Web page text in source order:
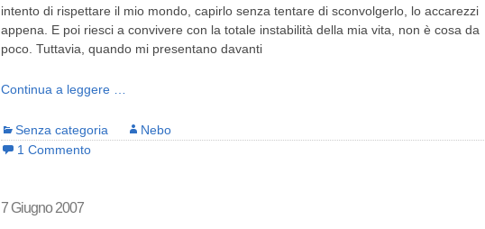
intento di rispettare il mio mondo, capirlo senza tentare di sconvolgerlo, lo accarezzi
appena. E poi riesci a convivere con la totale instabilità della mia vita, non è cosa da
poco. Tuttavia, quando mi presentano davanti
Continua a leggere …
Senza categoria
Nebo
1 Commento
7 Giugno 2007